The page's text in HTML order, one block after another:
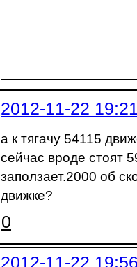
2012-11-22
а к тягачу 54115
сейчас вроде стоят
заползает.2000 об
движке?
0
2012-11-22